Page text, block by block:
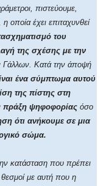
πιστεύουμε,
η οποία έχει επιταχυνθεί
του
της σχέσης με την
Γάλλων. Κατά την άποψή
ένα σύμπτωμα αυτού
της πίστης στη
πράξη ψηφοφορίας όσο
ότι ανήκουμε σε μια
σώμα.
κατάσταση που πρέπει
θεσμοί με αυτή που η